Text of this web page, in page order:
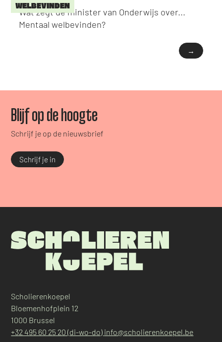
WELBEVINDEN
Wat zegt de minister van Onderwijs over...
Mentaal welbevinden?
→
Blijf op de hoogte
Schrijf je op de nieuwsbrief
Schrijf je in
Scholierenkoepel
Bloemenhofplein 12
1000 Brussel
+32 495 60 25 20 (di-wo-do) info@scholierenkoepel.be